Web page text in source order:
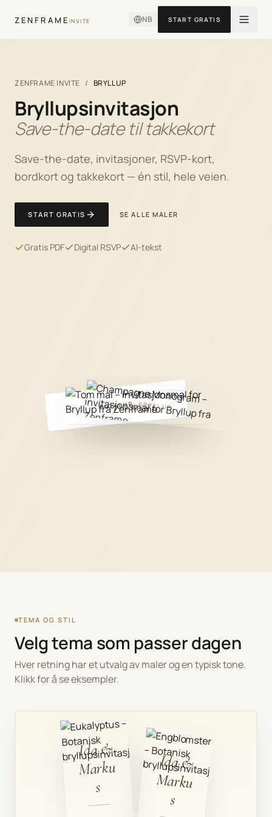
ZENFRAME INVITE NB START GRATIS
ZENFRAME INVITE / BRYLLUP
Bryllupsinvitasjon
Save-the-date til takkekort
Save-the-date, invitasjoner, RSVP-kort,
bordkort og takkekort — én stil, hele veien.
START GRATIS SE ALLE MALER
Gratis PDF Digital RSVP AI-tekst
BRYLLUPBRYLLUPBRYLLUP
TEMA OG STIL
Velg tema som passer dagen
Hver retning har et utvalg av maler og en typisk tone.
Klikk for å se eksempler.
Ida &
Marku
s
Ida &
Marku
s